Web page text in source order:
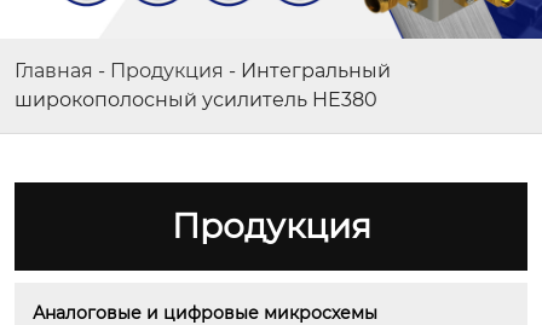
Главная - Продукция - Интегральный
широкополосный усилитель HE380
Продукция
Аналоговые и цифровые микросхемы